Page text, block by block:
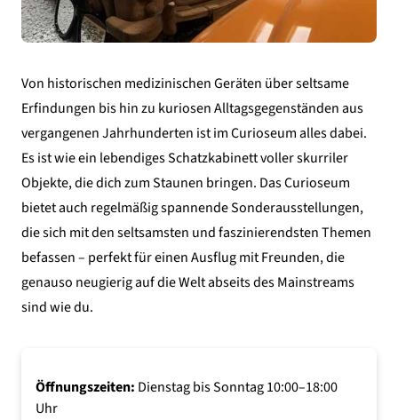
Von historischen medizinischen Geräten über seltsame
Erfindungen bis hin zu kuriosen Alltagsgegenständen aus
vergangenen Jahrhunderten ist im Curioseum alles dabei.
Es ist wie ein lebendiges Schatzkabinett voller skurriler
Objekte, die dich zum Staunen bringen. Das Curioseum
bietet auch regelmäßig spannende Sonderausstellungen,
die sich mit den seltsamsten und faszinierendsten Themen
befassen – perfekt für einen Ausflug mit Freunden, die
genauso neugierig auf die Welt abseits des Mainstreams
sind wie du.
Öffnungszeiten: Dienstag bis Sonntag 10:00–18:00
Uhr